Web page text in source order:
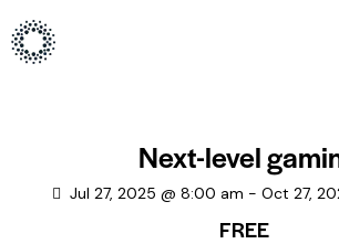
Next-level
Jul 27, 2025 @ 8:00 am - Oct 27,
FREE